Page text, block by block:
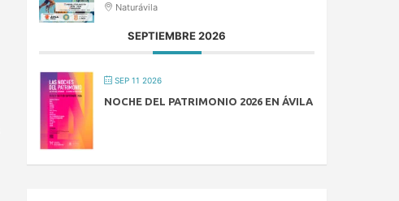
Naturávila
SEPTIEMBRE 2026
SEP 11 2026
NOCHE DEL PATRIMONIO 2026 EN ÁVILA